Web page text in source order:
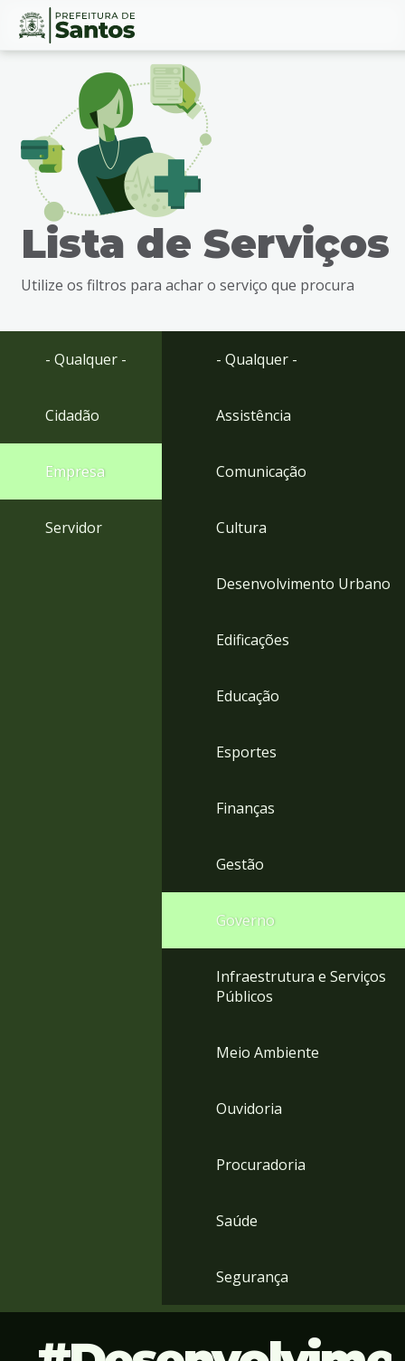
Ir
busca
Ir
Conteúdo
Lista de Serviços
Utilize os filtros para achar o serviço que procura
- Qualquer -
Cidadão
Empresa
Servidor
- Qualquer -
Assistência
Comunicação
Cultura
Desenvolvimento Urbano
Edificações
Educação
Esportes
Finanças
Gestão
Governo
Infraestrutura e Serviços
Públicos
Meio Ambiente
Ouvidoria
Procuradoria
Saúde
Segurança